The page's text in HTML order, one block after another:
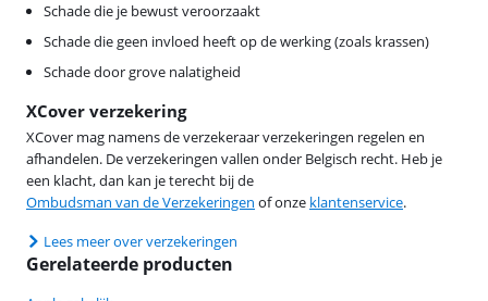
Schade die je bewust veroorzaakt
Schade die geen invloed heeft op de werking (zoals krassen)
Schade door grove nalatigheid
XCover verzekering
XCover mag namens de verzekeraar verzekeringen regelen en
afhandelen. De verzekeringen vallen onder Belgisch recht. Heb je
een klacht, dan kan je terecht bij de
Ombudsman van de Verzekeringen of onze klantenservice.
Lees meer over verzekeringen
Gerelateerde producten